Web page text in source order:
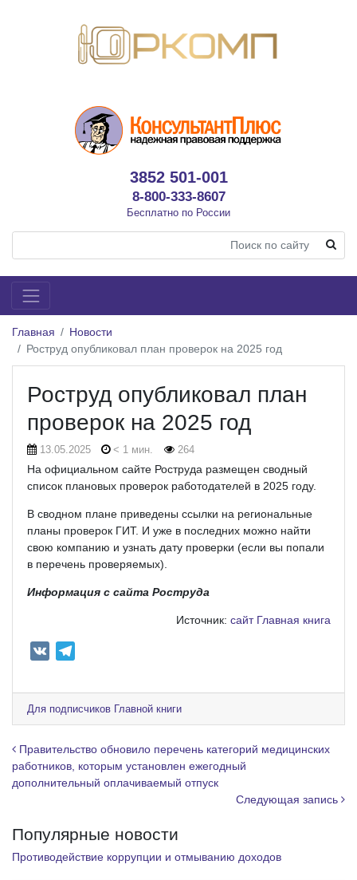
3852 501-001
8-800-333-8607
Бесплатно по России
Главная
Новости
Роструд опубликовал план проверок на 2025 год
Роструд опубликовал план
проверок на 2025 год
13.05.2025 < 1 мин. 264
На официальном сайте Роструда размещен сводный
список плановых проверок работодателей в 2025 году.
В сводном плане приведены ссылки на региональные
планы проверок ГИТ. И уже в последних можно найти
свою компанию и узнать дату проверки (если вы попали
в перечень проверяемых).
Информация с сайта Роструда
Источник: сайт Главная книга
e
g
r
a
m
Для подписчиков Главной книги
Навигация по записям
Правительство обновило перечень категорий медицинских
работников, которым установлен ежегодный
дополнительный оплачиваемый отпуск
Следующая запись
Популярные новости
Противодействие коррупции и отмыванию доходов